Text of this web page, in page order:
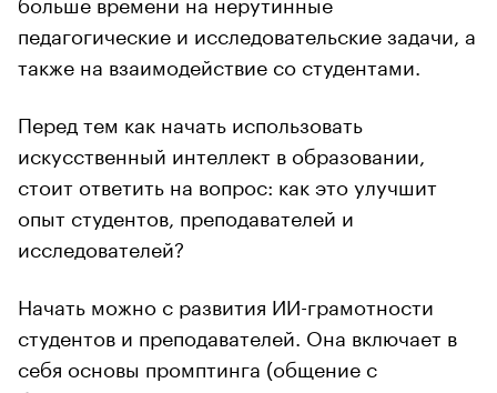
педагогические и исследовательские задачи, а
также на взаимодействие со студентами.
Перед тем как начать использовать
искусственный интеллект в образовании,
стоит ответить на вопрос: как это улучшит
опыт студентов, преподавателей и
исследователей?
Начать можно с развития ИИ-грамотности
студентов и преподавателей. Она включает в
себя основы промптинга (общение с